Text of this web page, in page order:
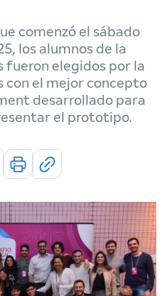
comenzó el sábado
los alumnos de la
fueron elegidos por la
con el mejor concepto
desarrollado para
el prototipo.